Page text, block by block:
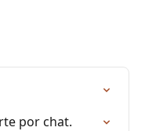
por chat.